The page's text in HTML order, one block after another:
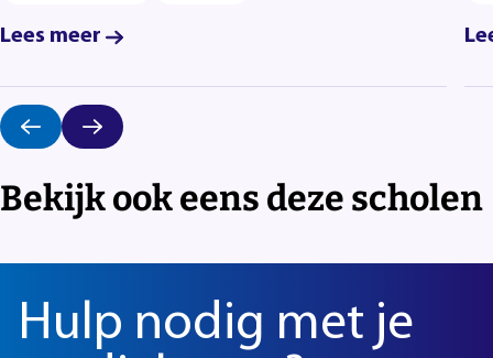
Lees meer
Bekijk ook eens deze scholen
Hulp nodig met je